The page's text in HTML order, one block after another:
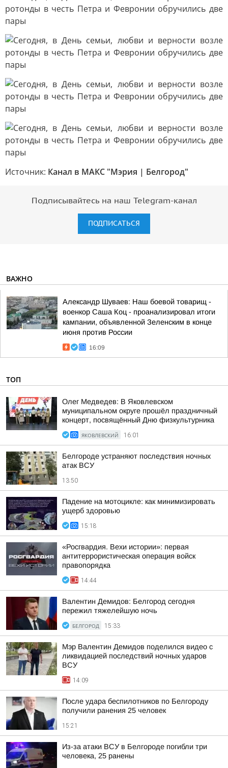
Источник: Канал в МАКС "Мэрия | Белгород"
Подписывайтесь на наш Telegram-канал
ПОДПИСАТЬСЯ
ВАЖНО
Александр Шуваев: Наш боевой товарищ -
военкор Саша Коц - проанализировал итоги
кампании, объявленной Зеленским в конце
июня против России
16:09
ТОП
Олег Медведев: В Яковлевском
муниципальном округе прошёл праздничный
концерт, посвящённый Дню физкультурника
ЯКОВЛЕВСКИЙ 16:01
Белгороде устраняют последствия ночных
атак ВСУ
13:50
Падение на мотоцикле: как минимизировать
ущерб здоровью
15:18
«Росгвардия. Вехи истории»: первая
антитеррористическая операция войск
правопорядка
14:44
Валентин Демидов: Белгород сегодня
пережил тяжелейшую ночь
БЕЛГОРОД 15:33
Мэр Валентин Демидов поделился видео с
ликвидацией последствий ночных ударов
ВСУ
14:09
После удара беспилотников по Белгороду
получили ранения 25 человек
15:21
Из-за атаки ВСУ в Белгороде погибли три
человека, 25 ранены